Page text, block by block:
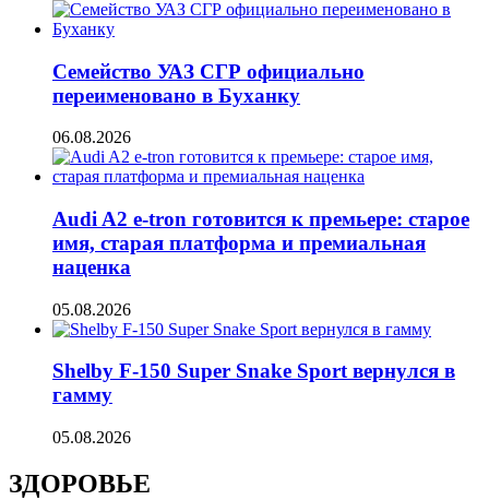
Семейство УАЗ СГР официально
переименовано в Буханку
06.08.2026
Audi A2 e-tron готовится к премьере: старое
имя, старая платформа и премиальная
наценка
05.08.2026
Shelby F-150 Super Snake Sport вернулся в
гамму
05.08.2026
ЗДОРОВЬЕ